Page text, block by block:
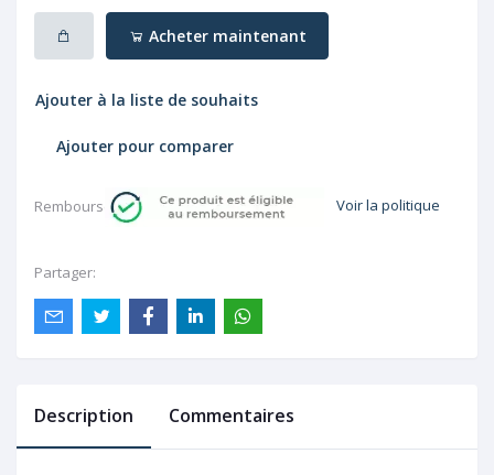
Acheter maintenant
Ajouter à la liste de souhaits
Ajouter pour comparer
Rembourser: Voir la politique
Partager:
Description Commentaires